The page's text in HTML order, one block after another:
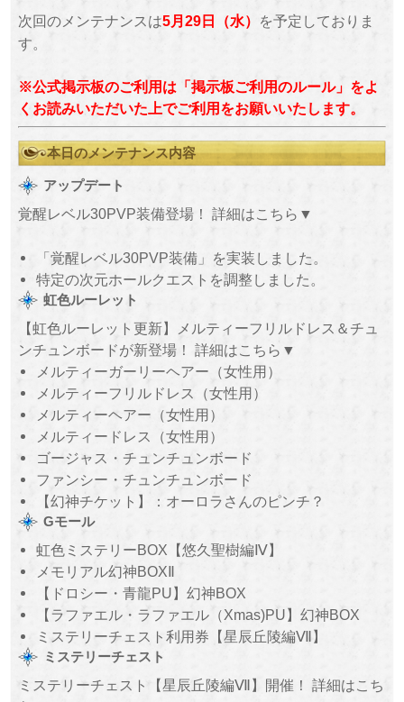
次回のメンテナンスは5月29日（水）
を予定しておりま
す。
※公式掲示板のご利用は「掲示板ご利用のルール」をよ
くお読みいただいた上でご利用をお願いいたします。
本日のメンテナンス内容
アップデート
覚醒レベル30PVP装備登場！ 詳細はこちら▼
「覚醒レベル30PVP装備」を実装しました。
特定の次元ホールクエストを調整しました。
虹色ルーレット
【虹色ルーレット更新】メルティーフリルドレス＆チュ
ンチュンボードが新登場！ 詳細はこちら▼
メルティーガーリーヘアー（女性用）
メルティーフリルドレス（女性用）
メルティーヘアー（女性用）
メルティードレス（女性用）
ゴージャス・チュンチュンボード
ファンシー・チュンチュンボード
【幻神チケット】：オーロラさんのピンチ？
Gモール
虹色ミステリーBOX【悠久聖樹編Ⅳ】
メモリアル幻神BOXⅡ
【ドロシー・青龍PU】幻神BOX
【ラファエル・ラファエル（Xmas)PU】幻神BOX
ミステリーチェスト利用券【星辰丘陵編Ⅶ】
ミステリーチェスト
ミステリーチェスト【星辰丘陵編Ⅶ】開催！ 詳細はこち